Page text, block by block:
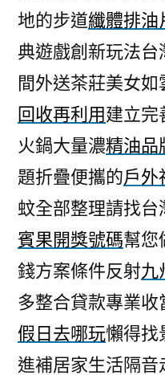
地的步道纖體排油
典遊戲創新玩法台
間外送茶莊美女
回收再利用建立完
火鍋大量濃精油品
題折疊便攜的戶外
蚊全部整理請找
賓果開獎號碼幫您
錢方案條件反射九
多整合貸款專業
假日去哪玩懶得找
進補居家生活隔音